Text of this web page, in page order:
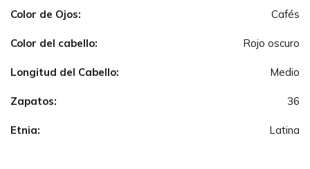
Color de Ojos: Cafés
Color del cabello: Rojo oscuro
Longitud del Cabello: Medio
Zapatos: 36
Etnia: Latina